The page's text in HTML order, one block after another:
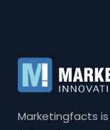
Marketingfacts